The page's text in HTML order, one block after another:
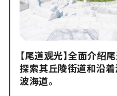
【尾道观光】全面介绍
探索其丘陵街道和沿
波海道。